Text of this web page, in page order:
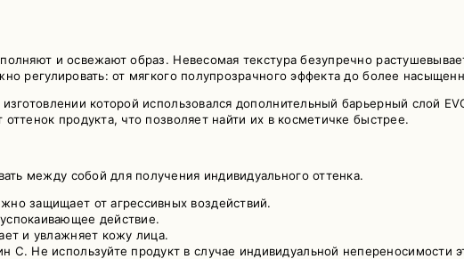
и освежают образ. Невесомая текстура безупречно
регулировать: от мягкого полупрозрачного эффекта до более
которой использовался дополнительный барьерный слой
продукта, что позволяет найти их в косметичке быстрее.
между собой для получения индивидуального оттенка.
защищает от агрессивных воздействий.
действие.
и увлажняет кожу лица.
С. Не используйте продукт в случае индивидуальной непереносимости